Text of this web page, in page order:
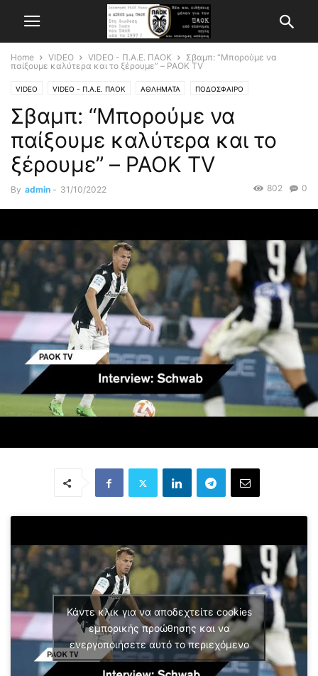
Home VIDEO VIDEO - Π.Α.Ε. ΠΑΟΚ
Σβαμπ: “Μπορούμε να
παίξουμε καλύτερα και το ξέρουμε” – PAOK TV
VIDEO VIDEO - Π.Α.Ε. ΠΑΟΚ ΑΘΛΗΜΑΤΑ ΠΟΔΟΣΦΑΙΡΟ
Σβαμπ: “Μπορούμε να
παίξουμε καλύτερα και το
ξέρουμε” – PAOK TV
By admin - 31/10/2022 0
802
Κάντε κλικ για να αποδεχτείτε cookies
εμπορικής προώθησης και να
ενεργοποιήσετε αυτό το περιεχόμενο